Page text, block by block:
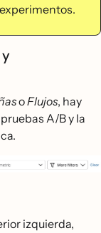
oFlujos, hay
A/B y la
izquierda,